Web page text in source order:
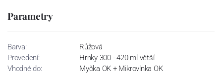
Parametry
Barva:
Růžová
Provedení:
Hrnky 300 - 420 ml větší
Vhodné do:
Myčka OK + Mikrovlnka OK